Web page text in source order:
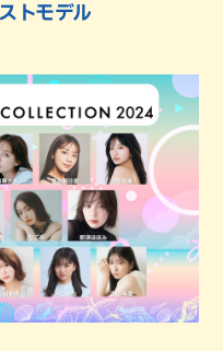
トモデル